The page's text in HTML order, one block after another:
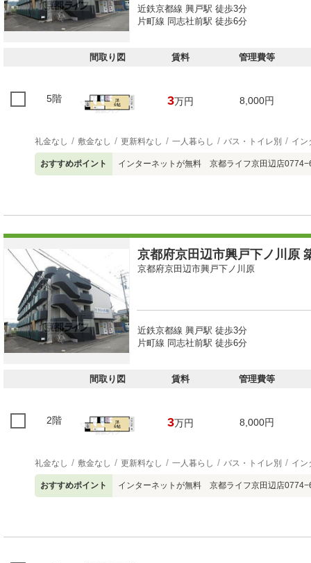
近鉄京都線 興戸駅 徒歩3分
片町線 同志社前駅 徒歩6分
間取り図 賃料 管理費等
5階 3万円 8,000円
礼金なし 敷金なし 更新料なし 一人暮らし バス・トイレ別 イン
おすすめポイント インターネットが無料 京都ライフ京田辺店
京都府京田辺市興戸下ノ川原
京都府京田辺市興戸下ノ川原
近鉄京都線 興戸駅 徒歩3分
片町線 同志社前駅 徒歩6分
間取り図 賃料 管理費等
2階 3万円 8,000円
礼金なし 敷金なし 更新料なし 一人暮らし バス・トイレ別 イン
おすすめポイント インターネットが無料 京都ライフ京田辺店